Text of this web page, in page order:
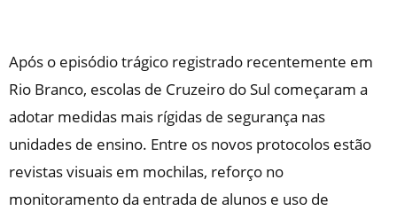
Após o episódio trágico registrado recentemente em
Rio Branco, escolas de Cruzeiro do Sul começaram a
adotar medidas mais rígidas de segurança nas
unidades de ensino. Entre os novos protocolos estão
revistas visuais em mochilas, reforço no
monitoramento da entrada de alunos e uso de